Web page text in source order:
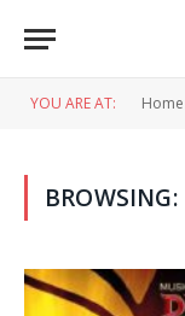
YOU ARE AT: Home
BROWSING: